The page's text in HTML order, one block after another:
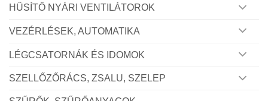
HŰSÍTŐ NYÁRI VENTILÁTOROK
VEZÉRLÉSEK, AUTOMATIKA
LÉGCSATORNÁK ÉS IDOMOK
SZELLŐZŐRÁCS, ZSALU, SZELEP